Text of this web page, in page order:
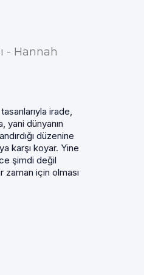
- Hannah
irade,
yani dünyanın
düzenine
karşı koyar. Yine
şimdi değil
için olması